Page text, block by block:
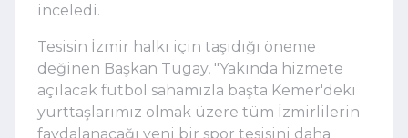
inceledi.
Tesisin İzmir halkı için taşıdığı öneme
değinen Başkan Tugay, "Yakında hizmete
açılacak futbol sahamızla başta Kemer'deki
yurttaşlarımız olmak üzere tüm İzmirlilerin
faydalanacağı yeni bir spor tesisini daha